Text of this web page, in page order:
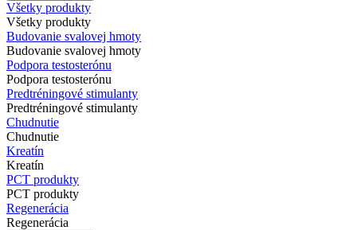
Všetky produkty
Všetky produkty
Budovanie svalovej hmoty
Budovanie svalovej hmoty
Podpora testosterónu
Podpora testosterónu
Predtréningové stimulanty
Predtréningové stimulanty
Chudnutie
Chudnutie
Kreatín
Kreatín
PCT produkty
PCT produkty
Regenerácia
Regenerácia